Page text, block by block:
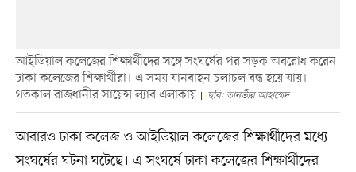
আইডিয়াল কলেজের শিক্ষার্থীদের সঙ্গে সংঘর্ষের পর সড়ক অবরোধ করেন
ঢাকা কলেজের শিক্ষার্থীরা। এ সময় যানবাহন চলাচল বন্ধ হয়ে যায়।
গতকাল রাজধানীর সায়েন্স ল্যাব এলাকায়
ছবি: তানভীর আহাম্মেদ
আবারও ঢাকা কলেজ ও আইডিয়াল কলেজের শিক্ষার্থীদের মধ্যে
সংঘর্ষের ঘটনা ঘটেছে। এ সংঘর্ষে ঢাকা কলেজের শিক্ষার্থীদের